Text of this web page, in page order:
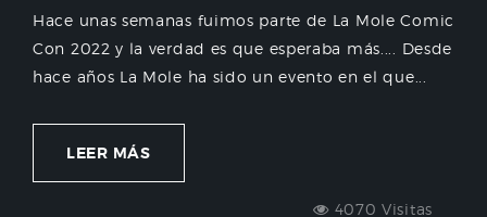
Hace unas semanas fuimos parte de La Mole Comic
Con 2022 y la verdad es que esperaba más.... Desde
hace años La Mole ha sido un evento en el que...
LEER MÁS
4070 Visitas